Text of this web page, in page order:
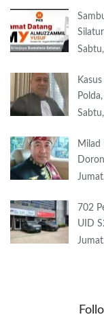
Milad
702
UID